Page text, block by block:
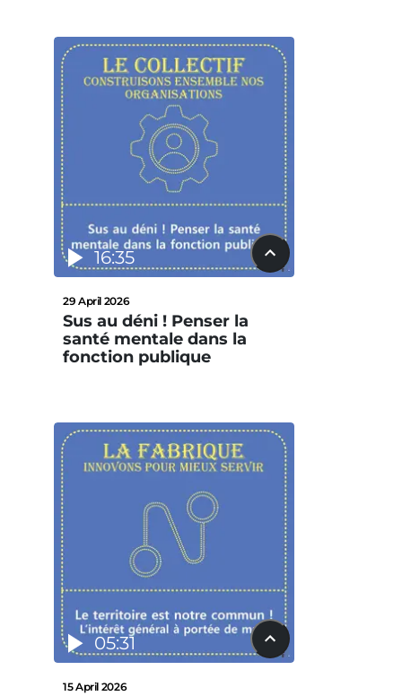
16:35
29 April 2026
Sus au déni ! Penser la
santé mentale dans la
fonction publique
05:31
15 April 2026